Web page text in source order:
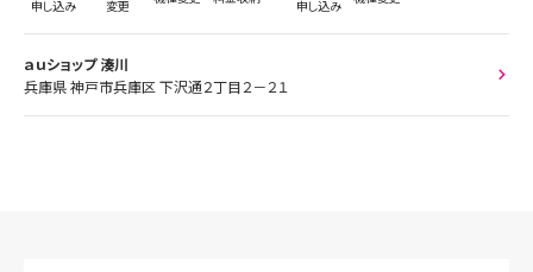
申し込み
変更
申し込み
ａｕショップ 湊川
兵庫県 神戸市兵庫区 下沢通２丁目２－２１